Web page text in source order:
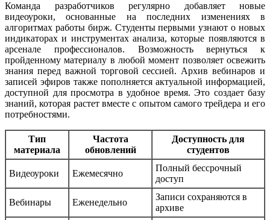
Команда разработчиков регулярно добавляет новые
видеоуроки, основанные на последних изменениях в
алгоритмах работы бирж. Студенты первыми узнают о новых
индикаторах и инструментах анализа, которые появляются в
арсенале профессионалов. Возможность вернуться к
пройденному материалу в любой момент позволяет освежить
знания перед важной торговой сессией. Архив вебинаров и
записей эфиров также пополняется актуальной информацией,
доступной для просмотра в удобное время. Это создает базу
знаний, которая растет вместе с опытом самого трейдера и его
потребностями.
Тип
материала
Частота
обновлений
Доступность для
студентов
Видеоуроки Ежемесячно
Полный бессрочный
доступ
Вебинары Еженедельно
Записи сохраняются в
архиве